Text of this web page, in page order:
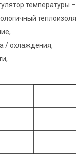
температуры –
/ охлаждения,